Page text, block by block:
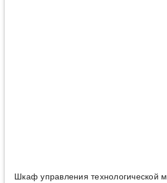
Шкаф управления технологической